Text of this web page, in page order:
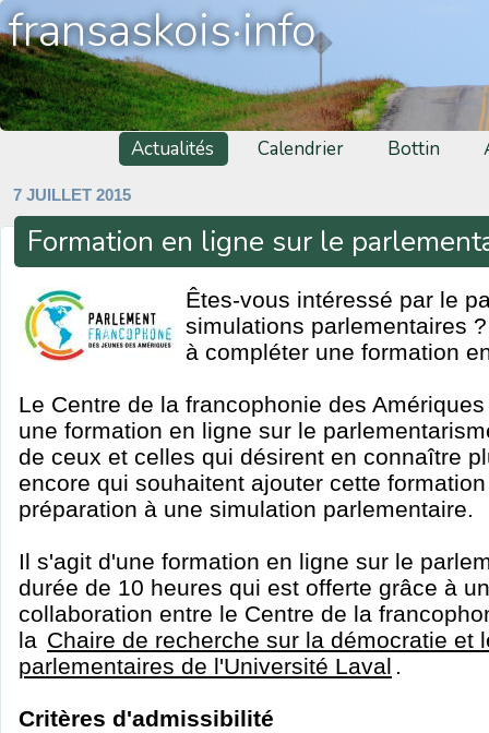
fransaskois·info
Actualités Calendrier Bottin
7 JUILLET 2015
Formation en ligne sur le
Êtes-vous intéressé par le
simulations parlementaires
à compléter une formation
Le Centre de la francophonie des
une formation en ligne sur le
de ceux et celles qui désirent en connaître
encore qui souhaitent ajouter cette
préparation à une simulation parlementaire.
Il s'agit d'une formation en ligne sur le
durée de 10 heures qui est offerte grâce à
collaboration entre le Centre de la
la Chaire de recherche sur la démocratie et
parlementaires de l'Université Laval .
Critères d'admissibilité